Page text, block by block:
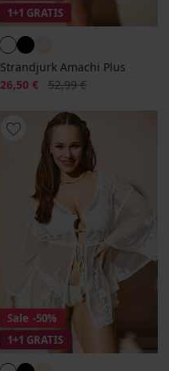
1+1 GRATIS
Strandjurk Amachi Plus
Korting
26,50 € Oorspronkelijke prijs
52,99 €
Sale -50%
1+1 GRATIS